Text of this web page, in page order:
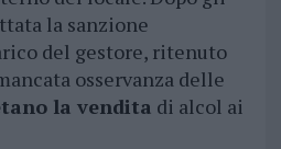
la sanzione
del gestore, ritenuto
osservanza delle
la vendita di alcol ai